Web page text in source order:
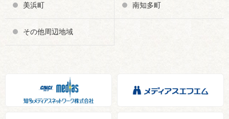
美浜町 南知多町
その他周辺地域